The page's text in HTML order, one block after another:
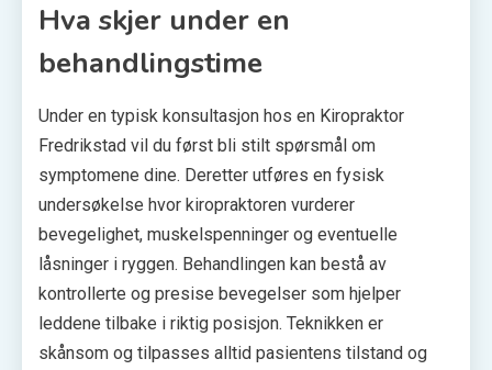
Hva skjer under en
behandlingstime
Under en typisk konsultasjon hos en Kiropraktor
Fredrikstad vil du først bli stilt spørsmål om
symptomene dine. Deretter utføres en fysisk
undersøkelse hvor kiropraktoren vurderer
bevegelighet, muskelspenninger og eventuelle
låsninger i ryggen. Behandlingen kan bestå av
kontrollerte og presise bevegelser som hjelper
leddene tilbake i riktig posisjon. Teknikken er
skånsom og tilpasses alltid pasientens tilstand og